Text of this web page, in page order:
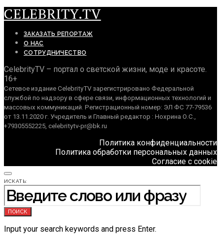
CELEBRITY.TV
ЗАКАЗАТЬ РЕПОРТАЖ
О НАС
СОТРУДНИЧЕСТВО
CelebrityTV – портал о светской жизни, моде и красоте.
16+
Сетевое издание CelebrityTV зарегистрировано Федеральной
службой по надзору в сфере связи, информационных технологий и
массовых коммуникаций. Регистрационный номер: ЭЛ ФС 77-79536
от 13.11.2020 г. Учредитель и Главный редактор : Нохрина О.С.,
+79305552225, celebritytv-pr@bk.ru
Политика конфиденциальности
Политика обработки персональных данных
Согласие с cookie
ИСКАТЬ:
ПОИСК
Input your search keywords and press Enter.